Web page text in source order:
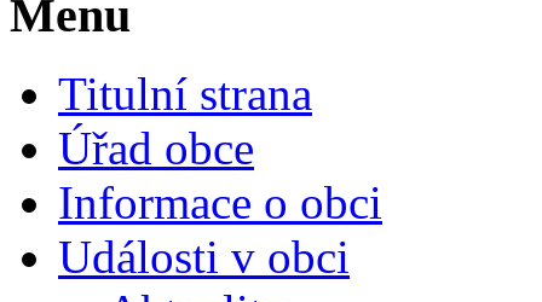
Menu
Titulní strana
Úřad obce
Informace o obci
Události v obci